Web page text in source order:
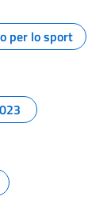
per lo sport